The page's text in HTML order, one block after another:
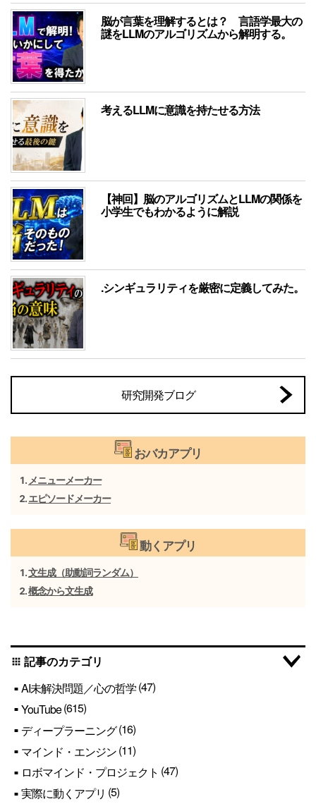
脳が言葉を理解するとは？ 言語学最大の
謎をLLMのアルゴリズムから解明する。
考えるLLMに意識を持たせる方法
【神回】脳のアルゴリズムとLLMの関係を
小学生でもわかるように解説
.シンギュラリティを厳密に定義してみた。
研究開発ブログ
おバカアプリ
メニューメーカー
エピソードメーカー
動くアプリ
文生成（助動詞ランダム）
概念から文生成
apps 記事のカテゴリ
AI未解決問題／心の哲学(47)
YouTube(615)
ディープラーニング(16)
マインド・エンジン(11)
ロボマインド・プロジェクト (47)
実際に動くアプリ (5)